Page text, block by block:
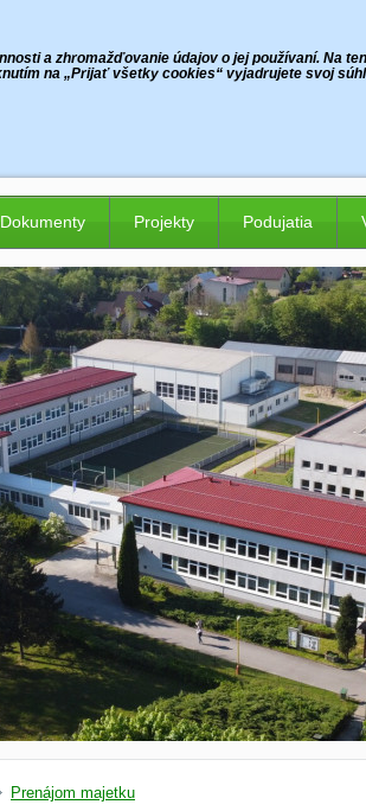
Dokumenty Projekty Podujatia
Prenájom majetku
a zhromažďovanie údajov o jej používaní. Na
na „Prijať všetky cookies“ vyjadrujete svoj